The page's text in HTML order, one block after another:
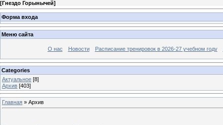
[Гнездо Горынычей]
Форма входа
Меню сайта
О нас Новости Расписание тренировок в 2026-27 учебном году
Categories
Актуальное [8]
Архив [403]
Главная » Архив